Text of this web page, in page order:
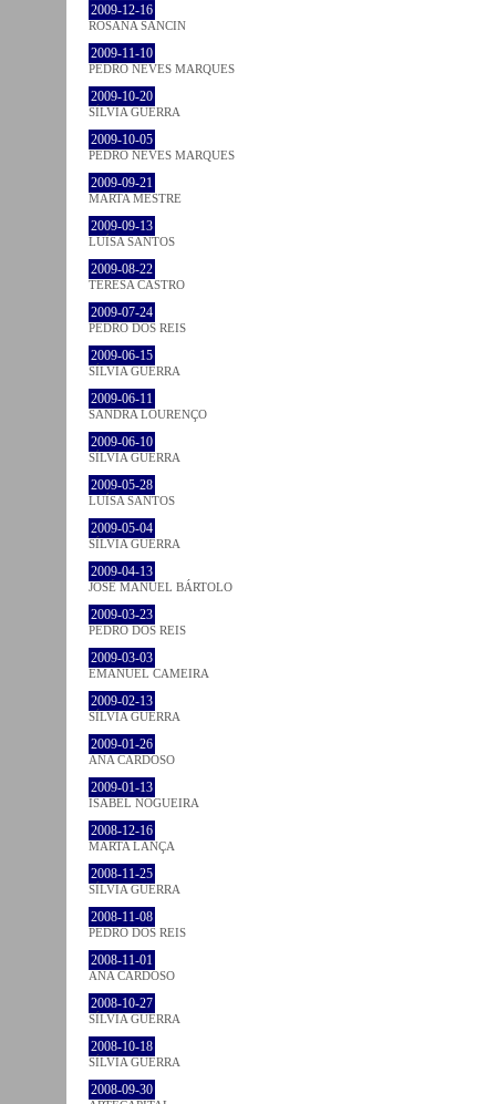
2009-12-16
ROSANA SANCIN
2009-11-10
PEDRO NEVES MARQUES
2009-10-20
SÍLVIA GUERRA
2009-10-05
PEDRO NEVES MARQUES
2009-09-21
MARTA MESTRE
2009-09-13
LUÍSA SANTOS
2009-08-22
TERESA CASTRO
2009-07-24
PEDRO DOS REIS
2009-06-15
SÍLVIA GUERRA
2009-06-11
SANDRA LOURENÇO
2009-06-10
SÍLVIA GUERRA
2009-05-28
LUÍSA SANTOS
2009-05-04
SÍLVIA GUERRA
2009-04-13
JOSÉ MANUEL BÁRTOLO
2009-03-23
PEDRO DOS REIS
2009-03-03
EMANUEL CAMEIRA
2009-02-13
SÍLVIA GUERRA
2009-01-26
ANA CARDOSO
2009-01-13
ISABEL NOGUEIRA
2008-12-16
MARTA LANÇA
2008-11-25
SÍLVIA GUERRA
2008-11-08
PEDRO DOS REIS
2008-11-01
ANA CARDOSO
2008-10-27
SÍLVIA GUERRA
2008-10-18
SÍLVIA GUERRA
2008-09-30